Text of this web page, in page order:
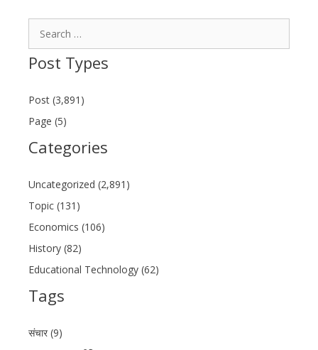
Post Types
Post (3,891)
Page (5)
Categories
Uncategorized (2,891)
Topic (131)
Economics (106)
History (82)
Educational Technology (62)
Tags
संचार (9)